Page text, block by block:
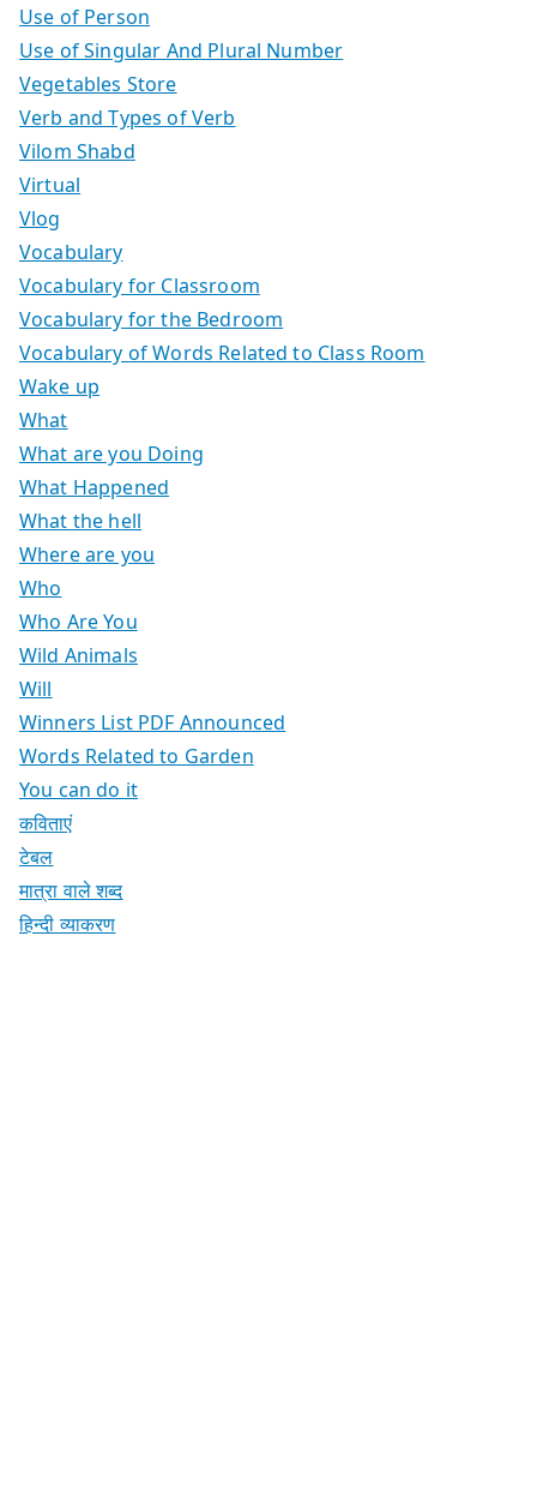
Use of Person
Use of Singular And Plural Number
Vegetables Store
Verb and Types of Verb
Vilom Shabd
Virtual
Vlog
Vocabulary
Vocabulary for Classroom
Vocabulary for the Bedroom
Vocabulary of Words Related to Class Room
Wake up
What
What are you Doing
What Happened
What the hell
Where are you
Who
Who Are You
Wild Animals
Will
Winners List PDF Announced
Words Related to Garden
You can do it
कविताएं
टेबल
मात्रा वाले शब्द
हिन्दी व्याकरण